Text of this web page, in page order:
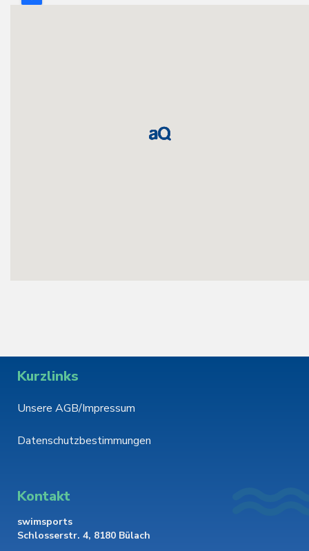
Kontakt
swimsports
Schlosserstr. 4, 8180 Bülach
Kurzlinks
Unsere AGB/Impressum
Datenschutzbestimmungen